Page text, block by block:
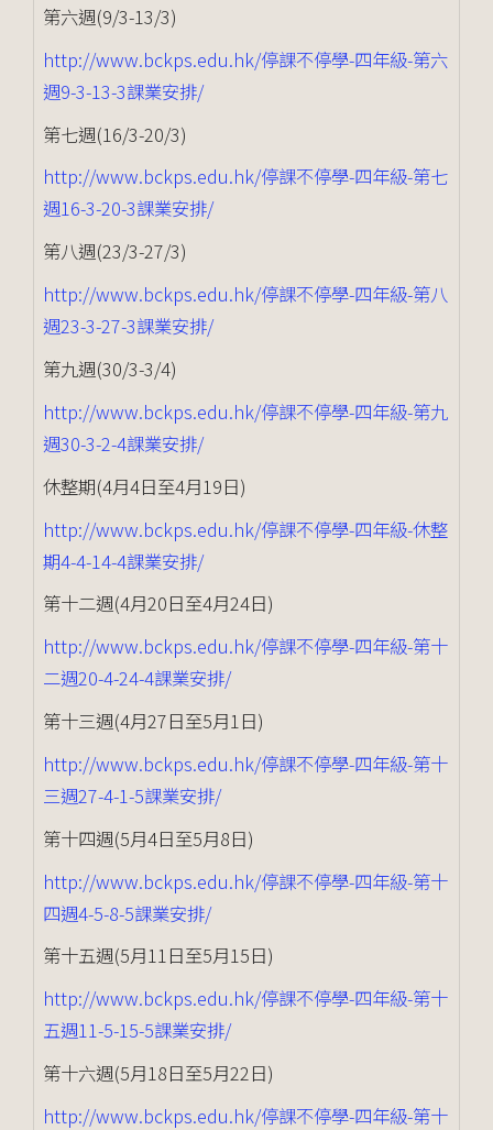
第六週(9/3-13/3)
http://www.bckps.edu.hk/停課不停學-四年級-第六
週9-3-13-3課業安排/
第七週(16/3-20/3)
http://www.bckps.edu.hk/停課不停學-四年級-第七
週16-3-20-3課業安排/
第八週(23/3-27/3)
http://www.bckps.edu.hk/停課不停學-四年級-第八
週23-3-27-3課業安排/
第九週(30/3-3/4)
http://www.bckps.edu.hk/停課不停學-四年級-第九
週30-3-2-4課業安排/
休整期(4月4日至4月19日)
http://www.bckps.edu.hk/停課不停學-四年級-休整
期4-4-14-4課業安排/
第十二週(4月20日至4月24日)
http://www.bckps.edu.hk/停課不停學-四年級-第十
二週20-4-24-4課業安排/
第十三週(4月27日至5月1日)
http://www.bckps.edu.hk/停課不停學-四年級-第十
三週27-4-1-5課業安排/
第十四週(5月4日至5月8日)
http://www.bckps.edu.hk/停課不停學-四年級-第十
四週4-5-8-5課業安排/
第十五週(5月11日至5月15日)
http://www.bckps.edu.hk/停課不停學-四年級-第十
五週11-5-15-5課業安排/
第十六週(5月18日至5月22日)
http://www.bckps.edu.hk/停課不停學-四年級-第十